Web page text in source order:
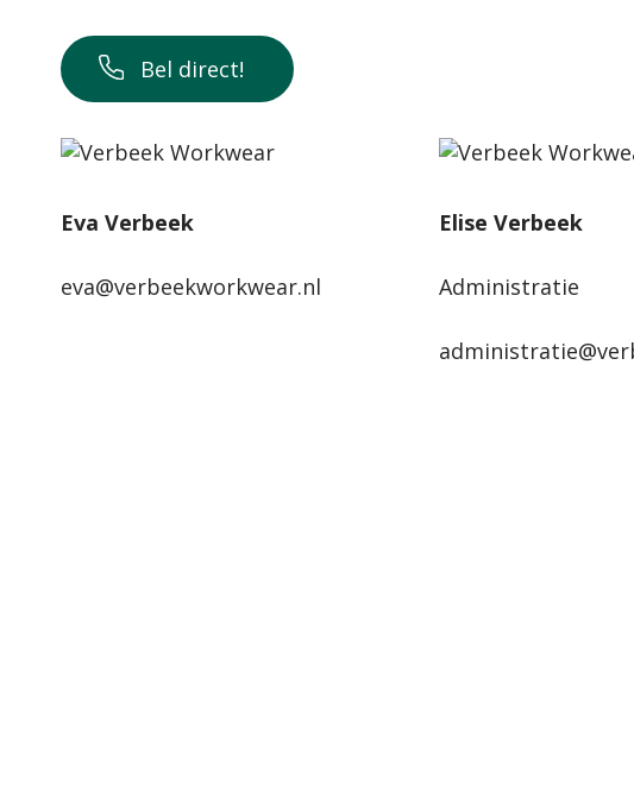
Bel direct!
Eva Verbeek
eva@verbeekworkwear.nl
Elise Verbeek
Administratie